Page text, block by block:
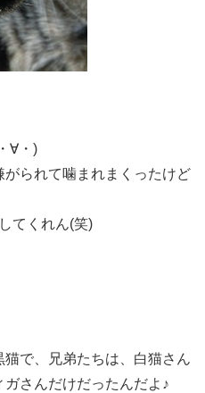
∀・)
られて噛まれまくったけど
てくれん(笑)
で、兄弟たちは、白猫さん
さんだけだったんだよ♪